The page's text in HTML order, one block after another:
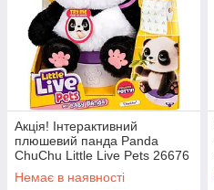
Акція! Інтерактивний
плюшевий панда Panda
ChuChu Little Live Pets 26676
Бебі Панда з 50+ звуками ,
Міккі Маус
Немає в наявності